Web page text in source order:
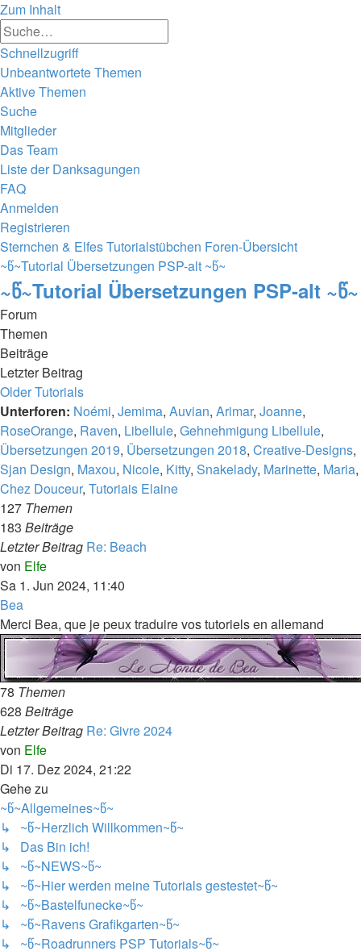
Zum Inhalt
Schnellzugriff
Unbeantwortete Themen
Aktive Themen
Suche
Mitglieder
Das Team
Liste der Danksagungen
FAQ
Anmelden
Registrieren
Sternchen & Elfes Tutorialstübchen Foren-Übersicht
~წ~Tutorial Übersetzungen PSP-alt ~წ~
~წ~Tutorial Übersetzungen PSP-alt ~წ~
Forum
Themen
Beiträge
Letzter Beitrag
Older Tutorials
Unterforen: Noémi, Jemima, Auvian, Arimar, Joanne,
RoseOrange, Raven, Libellule, Gehnehmigung Libellule,
Übersetzungen 2019, Übersetzungen 2018, Creative-Designs,
Sjan Design, Maxou, Nicole, Kitty, Snakelady, Marinette, Maria,
Chez Douceur, Tutoriais Elaine
127 Themen
183 Beiträge
Letzter Beitrag Re: Beach
von ElfeNeuester
Beitrag
Sa 1. Jun 2024, 11:40
Bea
Merci Bea, que je peux traduire vos tutoriels en allemand
78 Themen
628 Beiträge
Letzter Beitrag Re: Givre 2024
von ElfeNeuester
Beitrag
Di 17. Dez 2024, 21:22
Gehe zu
~წ~Allgemeines~წ~
↳ ~წ~Herzlich Willkommen~წ~
↳ Das Bin ich!
↳ ~წ~NEWS~წ~
↳ ~წ~Hier werden meine Tutorials gestestet~წ~
↳ ~წ~Bastelfunecke~წ~
↳ ~წ~Ravens Grafikgarten~წ~
↳ ~წ~Roadrunners PSP Tutorials~წ~